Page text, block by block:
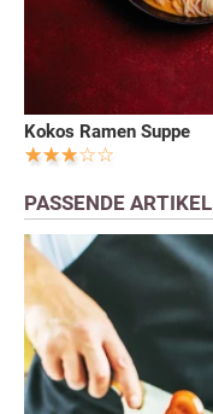
Kokos Ramen Suppe
PASSENDE ARTIKEL